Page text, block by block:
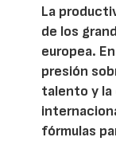
La
de los
europea.
presión
talento y
fórmulas